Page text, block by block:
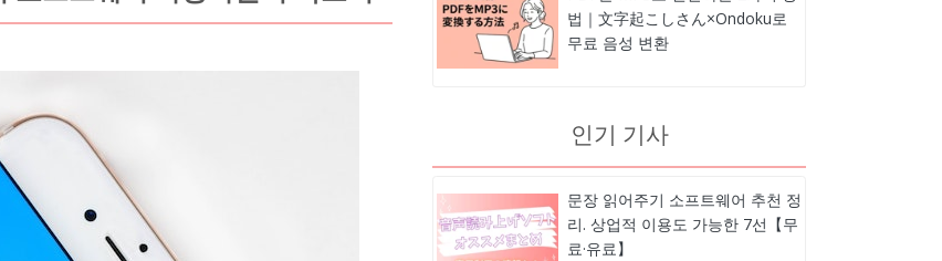
법｜文字起こしさん×Ondoku로
무료 음성 변환
인기 기사
문장 읽어주기 소프트웨어 추천 정
리. 상업적 이용도 가능한 7선【무
료·유료】